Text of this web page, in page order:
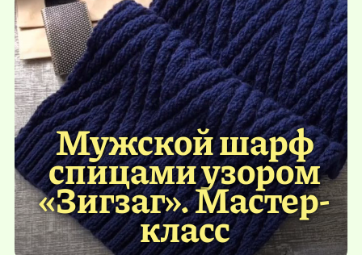
Мужской шарф
спицами узором
«Зигзаг». Мастер-
класс